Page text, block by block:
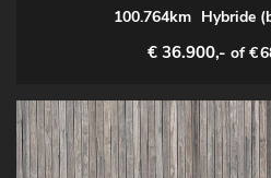
100.764km Hybride
€ 36.900,- of €